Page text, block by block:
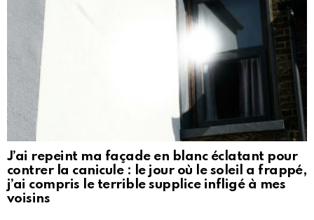
J’ai repeint ma façade en blanc éclatant pour
contrer la canicule : le jour où le soleil a frappé,
j’ai compris le terrible supplice infligé à mes
voisins